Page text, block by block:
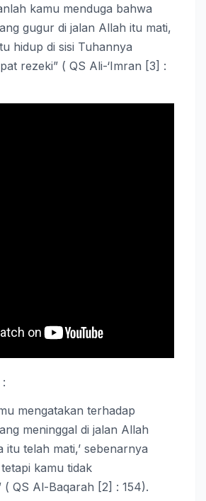
kamu menduga bahwa
gugur di jalan Allah itu mati,
hidup di sisi Tuhannya
rezeki” ( QS Ali-‘Imran [3] :
mengatakan terhadap
meninggal di jalan Allah
itu telah mati,’ sebenarnya
kamu tidak
( QS Al-Baqarah [2] : 154).